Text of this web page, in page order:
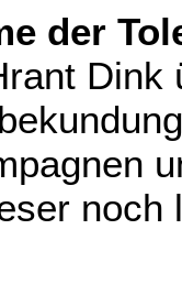
der
Dink
noch